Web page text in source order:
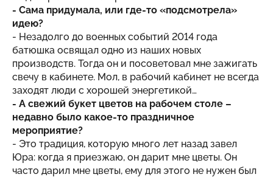
- Сама придумала, или где-то «подсмотрела»
идею?
- Незадолго до военных событий 2014 года
батюшка освящал одно из наших новых
производств. Тогда он и посоветовал мне зажигать
свечу в кабинете. Мол, в рабочий кабинет не всегда
заходят люди с хорошей энергетикой…
- А свежий букет цветов на рабочем столе –
недавно было какое-то праздничное
мероприятие?
- Это традиция, которую много лет назад завел
Юра: когда я приезжаю, он дарит мне цветы. Он
часто дарил мне цветы, ему для этого не нужен был